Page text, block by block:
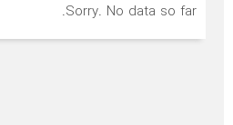
Sorry. No data so far.